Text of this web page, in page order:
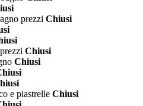
prezzi Chiusi
Chiusi
Chiusi
e piastrelle Chiusi